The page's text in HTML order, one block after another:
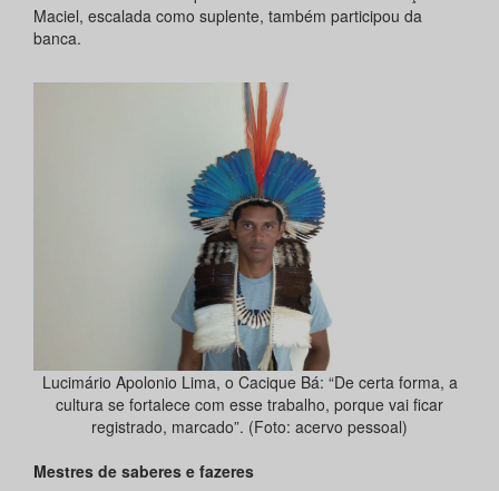
Maciel, escalada como suplente, também participou da
banca.
Lucimário Apolonio Lima, o Cacique Bá: “De certa forma, a
cultura se fortalece com esse trabalho, porque vai ficar
registrado, marcado”. (Foto: acervo pessoal)
Mestres de saberes e fazeres